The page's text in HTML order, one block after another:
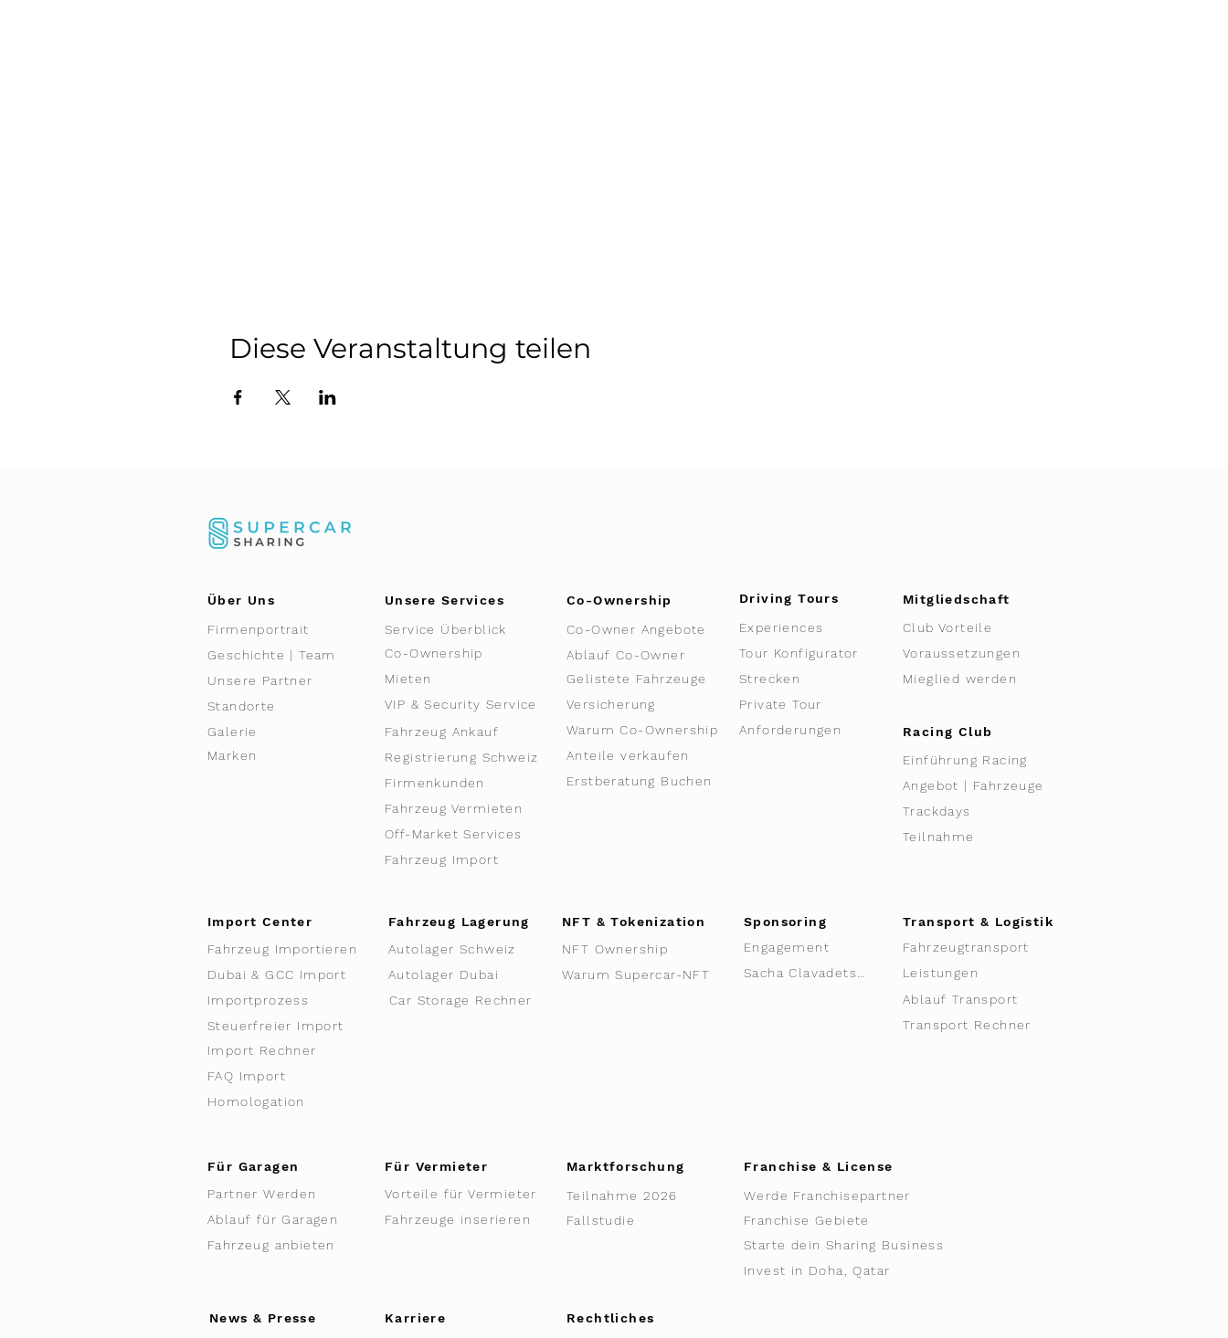
Diese Veranstaltung teilen
Über Uns
Firmenportrait
Geschichte | Team
Unsere Partner
Standorte
Galerie
Marken
Unsere Services
Service Überblick
Co-Ownership
Mieten
Co-Ownership
Co-Owner Angebote
Ablauf Co-Owner
Gelistete Fahrzeuge
Versicherung
Fahrzeug Ankauf
Registrierung Schweiz
Firmenkunden
Warum Co-Ownership
Anteile verkaufen
Erstberatung Buchen
Fahrzeug Vermieten
Off-Market Services
Import Center
Fahrzeug Lagerung
Fahrzeug Importieren
Autolager Schweiz
Dubai & GCC Import
Autolager Dubai
Importprozess
Steuerfreier Import
Import Rechner
Car Storage Rechner
NFT & Tokenization
NFT Ownership
Warum Supercar-NFT
Driving Tours
Experiences
Tour Konfigurator
Strecken
Mitgliedschaft
Club Vorteile
Voraussetzungen
Mieglied werden
Private Tour
Anforderungen
Racing Club
Einführung Racing
Angebot | Fahrzeuge
Trackdays
Teilnahme
Sponsoring
Engagement
Transport & Logistik
Fahrzeugtransport
Leistungen
Ablauf Transport
Transport Rechner
FAQ Import
Homologation
Für Garagen
Partner Werden
Ablauf für Garagen
Fahrzeug anbieten
Für Vermieter
Vorteile für Vermieter
Fahrzeuge inserieren
Marktforschung
Teilnahme 2026
Fallstudie
Franchise & License
Werde Franchisepartner
Franchise Gebiete
Starte dein Sharing Business
Invest in Doha, Qatar
News & Presse Karriere Rechtliches
VIP & Security Service
Fahrzeug Import